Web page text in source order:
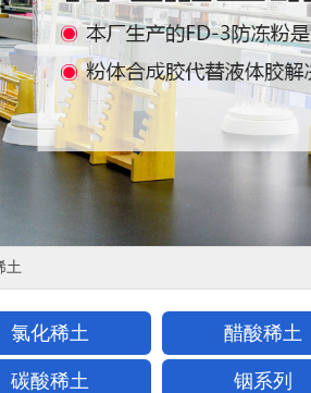
土
氯化稀土 醋酸稀土
碳酸稀土 铟系列